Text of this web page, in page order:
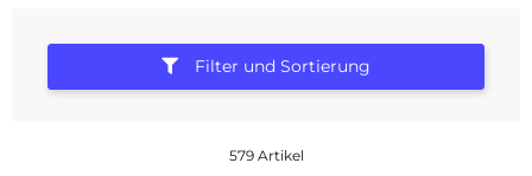
Filter und Sortierung
579 Artikel